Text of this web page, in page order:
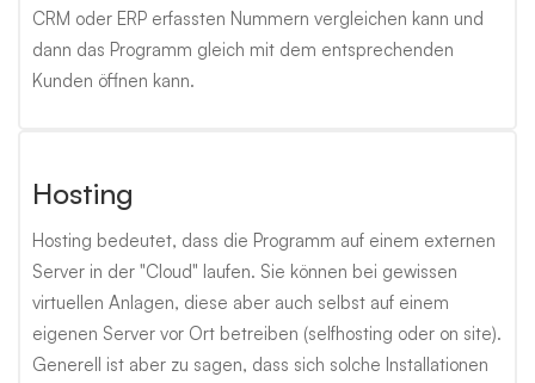
CRM oder ERP erfassten Nummern vergleichen kann und
dann das Programm gleich mit dem entsprechenden
Kunden öffnen kann.
Hosting
Hosting bedeutet, dass die Programm auf einem externen
Server in der "Cloud" laufen. Sie können bei gewissen
virtuellen Anlagen, diese aber auch selbst auf einem
eigenen Server vor Ort betreiben (selfhosting oder on site).
Generell ist aber zu sagen, dass sich solche Installationen